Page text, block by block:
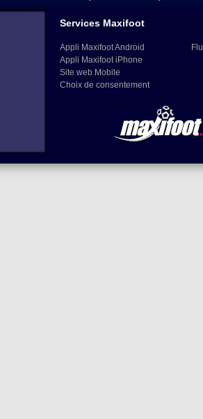
Services Maxifoot
Appli Maxifoot Android
Appli Maxifoot iPhone
Site web Mobile
Choix de consentement